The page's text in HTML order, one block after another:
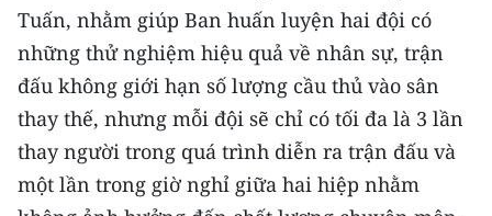
Duyên hải Nam Trung Bộ và Tây
Nguyên
Đông Nam Bộ
Đồng bằng sông Cửu Long
Chuyên trang Hà Nội
Tuấn, nhằm giúp Ban huấn luyện hai đội có
những thử nghiệm hiệu quả về nhân sự, trận
đấu không giới hạn số lượng cầu thủ vào sân
thay thế, nhưng mỗi đội sẽ chỉ có tối đa là 3 lần
thay người trong quá trình diễn ra trận đấu và
một lần trong giờ nghỉ giữa hai hiệp nhằm